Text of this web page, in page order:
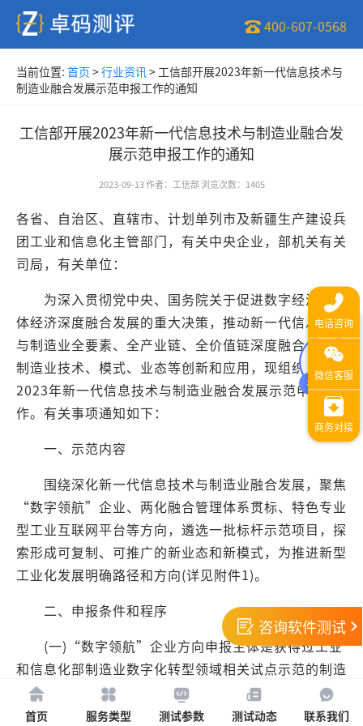
400-607-0568
当前位置: 首页 >行业资讯> 工信部开展2023年新一代信息技术与
制造业融合发展示范申报工作的通知
工信部开展2023年新一代信息技术与制造业融合发
展示范申报工作的通知
2023-09-13作者： 工信部 浏览次数： 1405
各省、自治区、直辖市、计划单列市及新疆生产建设兵
团工业和信息化主管部门，有关中央企业，部机关有关
司局，有关单位：
为深入贯彻党中央、国务院关于促进数字经济与实
体经济深度融合发展的重大决策，推动新一代信息技术
与制造业全要素、全产业链、全价值链深度融合，加快
制造业技术、模式、业态等创新和应用，现组织开展
2023年新一代信息技术与制造业融合发展示范申报工
作。有关事项通知如下：
一、示范内容
围绕深化新一代信息技术与制造业融合发展，聚焦
“数字领航”企业、两化融合管理体系贯标、特色专业
型工业互联网平台等方向，遴选一批标杆示范项目，探
索形成可复制、可推广的新业态和新模式，为推进新型
工业化发展明确路径和方向(详见附件1)。
二、申报条件和程序
(一)“数字领航”企业方向申报主体是获得过工业
和信息化部制造业数字化转型领域相关试点示范的制造
企业，包括新一代信息技术与制造业融合发展示范、制
造业与互联网融合发展试点示范、工业互联网试点示
咨询软件测试
首页 服务类型 测试参数 测试动态 联系我们